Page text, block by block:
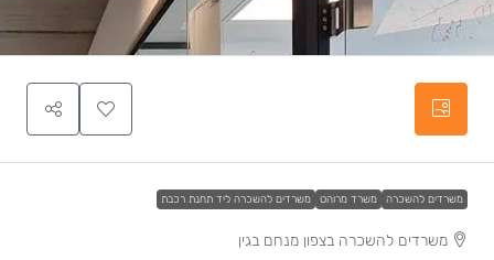
משרדים להשכרה משרד מרוהט משרדים להשכרה ליד תחנת רכבת
משרדים להשכרה בצפון מנחם בגין